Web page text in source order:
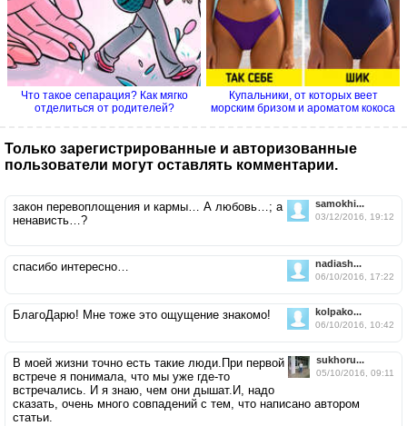
Что такое сепарация? Как мягко
отделиться от родителей?
Купальники, от которых веет
морским бризом и ароматом кокоса
Только зарегистрированные и авторизованные
пользователи могут оставлять комментарии.
samokhi...
03/12/2016, 19:12
закон перевоплощения и кармы… А любовь…; а
ненависть…?
nadiash...
06/10/2016, 17:22
спасибо интересно…
kolpako...
06/10/2016, 10:42
БлагоДарю! Мне тоже это ощущение знакомо!
sukhoru...
05/10/2016, 09:11
В моей жизни точно есть такие люди.При первой
встрече я понимала, что мы уже где-то
встречались. И я знаю, чем они дышат.И, надо
сказать, очень много совпадений с тем, что написано автором
статьи.